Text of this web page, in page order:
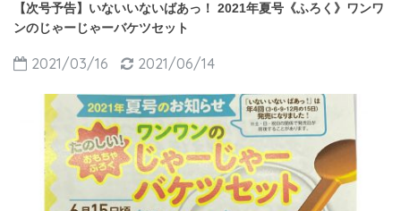
【次号予告】いないいないばあっ！ 2021年夏号《ふろく》ワンワ
ンのじゃーじゃーバケツセット
2021/03/16 2021/06/14